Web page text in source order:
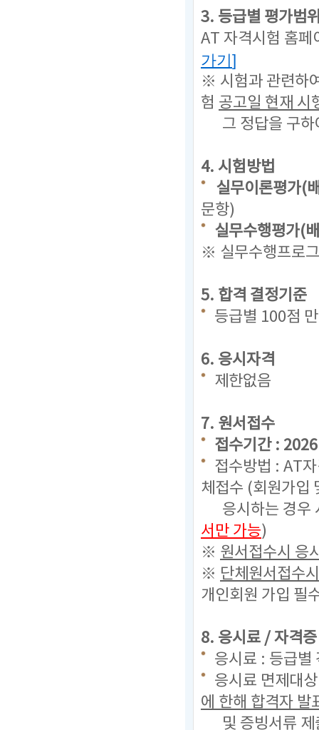
3. 등급별 평가범
AT 자격시험 홈페
가기]
※ 시험과 관련하
험 공고일 현재 시
그 정답을 구하
4. 시험방법
실무이론평가(
문항)
실무수행평가(
※ 실무수행프로
5. 합격 결정기준
등급별 100점
6. 응시자격
제한없음
7. 원서접수
접수기간 :
접수방법 : AT
체접수 (회원가입
응시하는 경우
서만 가능)
※ 원서접수시 응
※ 단체원서접수
개인회원 가입 필
8. 응시료 / 자격
응시료 : 등급
응시료 면제대
에 한해 합격자 발
및 증빙서류 제